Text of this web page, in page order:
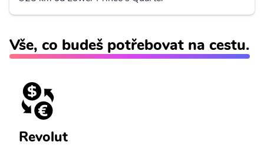
Vše, co budeš potřebovat na cestu.
Revolut